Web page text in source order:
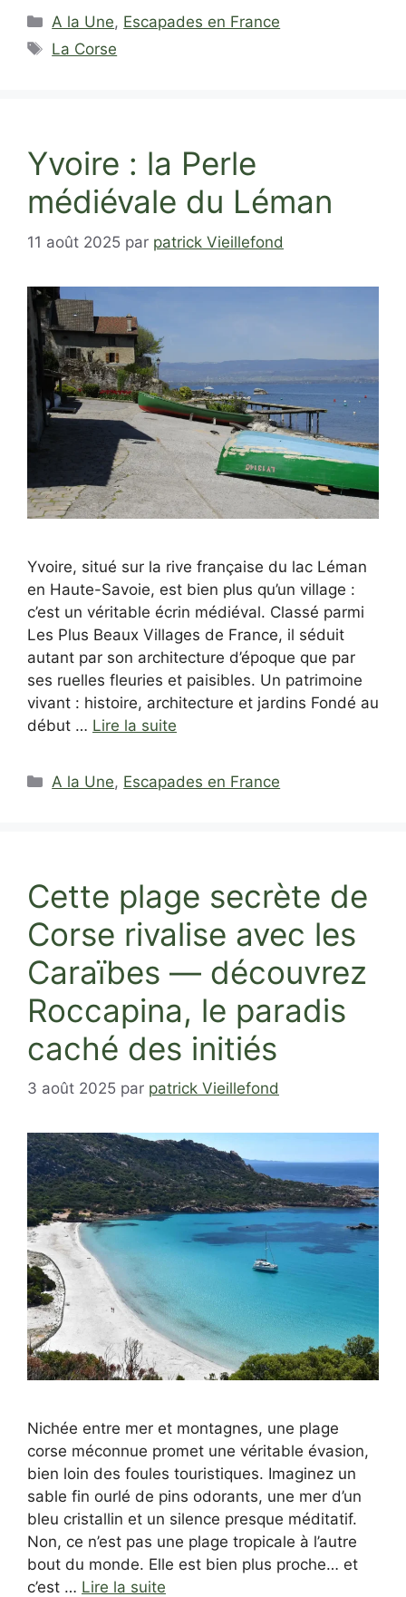
Catégories
A la Une, Escapades en France
Étiquettes
La Corse
Yvoire : la Perle
médiévale du Léman
11 août 2025 par patrick Vieillefond
Yvoire, situé sur la rive française du lac Léman
en Haute-Savoie, est bien plus qu’un village :
c’est un véritable écrin médiéval. Classé parmi
Les Plus Beaux Villages de France, il séduit
autant par son architecture d’époque que par
ses ruelles fleuries et paisibles. Un patrimoine
vivant : histoire, architecture et jardins Fondé au
début … Lire la suite
Catégories
A la Une, Escapades en France
Cette plage secrète de
Corse rivalise avec les
Caraïbes — découvrez
Roccapina, le paradis
caché des initiés
3 août 2025 par patrick Vieillefond
Nichée entre mer et montagnes, une plage
corse méconnue promet une véritable évasion,
bien loin des foules touristiques. Imaginez un
sable fin ourlé de pins odorants, une mer d’un
bleu cristallin et un silence presque méditatif.
Non, ce n’est pas une plage tropicale à l’autre
bout du monde. Elle est bien plus proche… et
c’est … Lire la suite